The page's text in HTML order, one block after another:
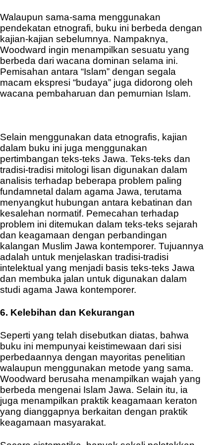
Walaupun sama-sama menggunakan
pendekatan etnografi, buku ini berbeda dengan
kajian-kajian sebelumnya. Nampaknya,
Woodward ingin menampilkan sesuatu yang
berbeda dari wacana dominan selama ini.
Pemisahan antara “Islam” dengan segala
macam ekspresi “budaya” juga didorong oleh
wacana pembaharuan dan pemurnian Islam.
Selain menggunakan data etnografis, kajian
dalam buku ini juga menggunakan
pertimbangan teks-teks Jawa. Teks-teks dan
tradisi-tradisi mitologi lisan digunakan dalam
analisis terhadap beberapa problem paling
fundamnetal dalam agama Jawa, terutama
menyangkut hubungan antara kebatinan dan
kesalehan normatif. Pemecahan terhadap
problem ini ditemukan dalam teks-teks sejarah
dan keagamaan dengan perbandingan
kalangan Muslim Jawa kontemporer. Tujuannya
adalah untuk menjelaskan tradisi-tradisi
intelektual yang menjadi basis teks-teks Jawa
dan membuka jalan untuk digunakan dalam
studi agama Jawa kontemporer.
6. Kelebihan dan Kekurangan
Seperti yang telah disebutkan diatas, bahwa
buku ini mempunyai keistimewaan dari sisi
perbedaannya dengan mayoritas penelitian
walaupun menggunakan metode yang sama.
Woodward berusaha menampilkan wajah yang
berbeda mengenai Islam Jawa. Selain itu, ia
juga menampilkan praktik keagamaan keraton
yang dianggapnya berkaitan dengan praktik
keagamaan masyarakat.